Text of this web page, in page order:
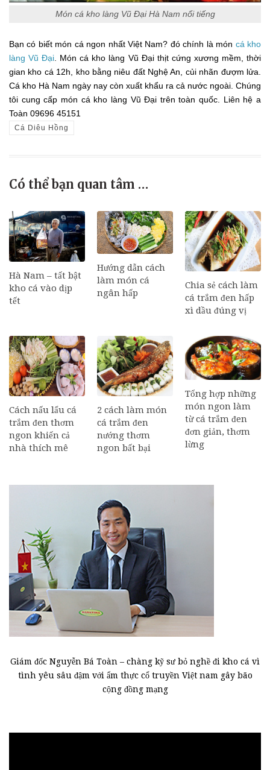
Món cá kho làng Vũ Đại Hà Nam nổi tiếng
Bạn có biết món cá ngon nhất Việt Nam? đó chính là món cá kho
làng Vũ Đại. Món cá kho làng Vũ Đại thịt cứng xương mềm, thời
gian kho cá 12h, kho bằng niêu đất Nghệ An, củi nhãn đượm lửa.
Cá kho Hà Nam ngày nay còn xuất khẩu ra cả nước ngoài. Chúng
tôi cung cấp món cá kho làng Vũ Đại trên toàn quốc. Liên hệ a
Toàn 09696 45151
Cá Diêu Hồng
Có thể bạn quan tâm …
Hà Nam – tất bật
kho cá vào dịp
tết
Hướng dẫn cách
làm món cá
ngân hấp
Chia sẻ cách làm
cá trắm đen hấp
xì dầu đúng vị
Cách nấu lẩu cá
trắm đen thơm
ngon khiến cả
nhà thích mê
2 cách làm món
cá trắm đen
nướng thơm
ngon bất bại
Tổng hợp những
món ngon làm
từ cá trắm đen
đơn giản, thơm
lừng
Giám đốc Nguyễn Bá Toàn – chàng kỹ sư bỏ nghề đi kho cá vì
tình yêu sâu đậm với ẩm thực cổ truyền Việt nam gây bão
cộng đồng mạng